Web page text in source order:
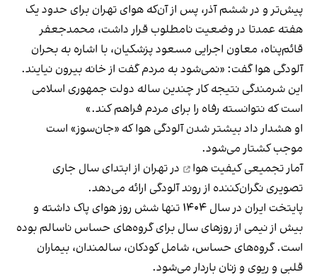
پیش‌تر و در ششم آذر، پس از آن‌که هوای تهران برای حدود یک
هفته عمدتا در وضعیت نامطلوب قرار داشت، محمدجعفر
قائم‌پناه، معاون اجرایی مسعود پزشکیان، با اشاره به بحران
آلودگی هوا گفت: «نمی‌شود به مردم گفت از خانه بیرون نیایند.
این شرمندگی نتیجه کار چندین ساله دولت جمهوری اسلامی
است که نتوانسته رفاه را برای مردم فراهم کند.»
او هشدار داد بیشتر شدن آلودگی هوا که «جان‌سوز» است
موجب کشتار می‌شود.
آمار تجمیعیکیفیت هوا
در تهران از ابتدای سال جاری
تصویری نگران‌کننده از روند آلودگی ارائه می‌دهد.
پایتخت ایران در سال ۱۴۰۴ تنها شش روز هوای پاک داشته و
بیش از نیمی از روزهای سال برای گروه‌های حساس ناسالم بوده
است. گروه‌های حساس، شامل کودکان، سالمندان، بیماران
قلبی و ریوی و زنان باردار می‌شود.